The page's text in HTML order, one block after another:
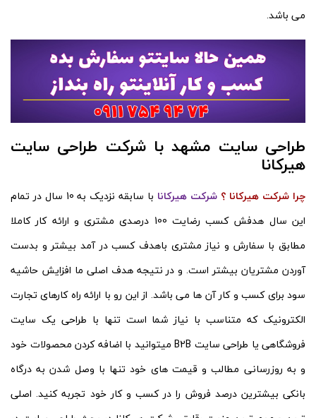
می باشد.
طراحی سایت مشهد با شرکت طراحی سایت
هیرکانا
چرا شرکت هیرکانا ؟ شرکت هیرکانا
با سابقه نزدیک به 10 سال در تمام
این سال هدفش کسب رضایت 100 درصدی مشتری و ارائه کار کاملا
مطابق با سفارش و نیاز مشتری باهدف کسب در آمد بیشتر و بدست
آوردن مشتریان بیشتر است. و در نتیجه هدف اصلی ما افزایش حاشیه
سود برای کسب و کار آن ها می باشد. از این رو با ارائه راه کارهای تجارت
الکترونیک که متناسب با نیاز شما است تنها با طراحی یک سایت
فروشگاهی یا طراحی سایت B2B میتوانید با اضافه کردن محصولات خود
و به روزرسانی مطالب و قیمت های خود تنها با وصل شدن به درگاه
بانکی بیشترین درصد فروش را در کسب و کار خود تجربه کنید. اصلی